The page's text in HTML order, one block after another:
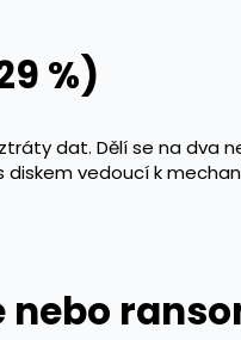
%)
dat. Dělí se na
vedoucí k